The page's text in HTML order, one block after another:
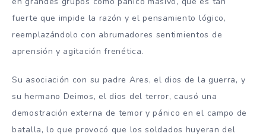
fuerte que impide la razón y el pensamiento lógico,
reemplazándolo con abrumadores sentimientos de
aprensión y agitación frenética.
Su asociación con su padre Ares, el dios de la guerra, y
su hermano Deimos, el dios del terror, causó una
demostración externa de temor y pánico en el campo de
batalla, lo que provocó que los soldados huyeran del